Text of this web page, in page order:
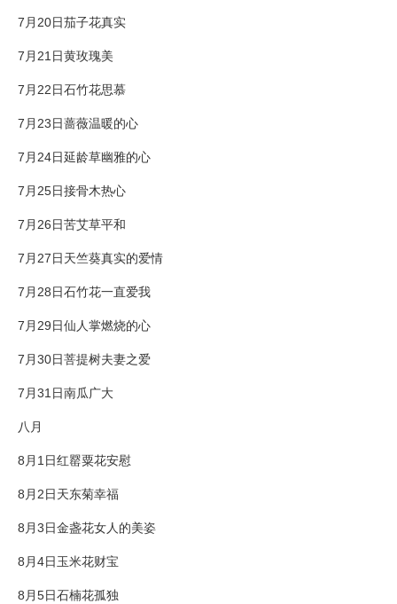
7月20日茄子花真实
7月21日黄玫瑰美
7月22日石竹花思慕
7月23日蔷薇温暖的心
7月24日延龄草幽雅的心
7月25日接骨木热心
7月26日苦艾草平和
7月27日天竺葵真实的爱情
7月28日石竹花一直爱我
7月29日仙人掌燃烧的心
7月30日菩提树夫妻之爱
7月31日南瓜广大
八月
8月1日红罂粟花安慰
8月2日天东菊幸福
8月3日金盏花女人的美姿
8月4日玉米花财宝
8月5日石楠花孤独